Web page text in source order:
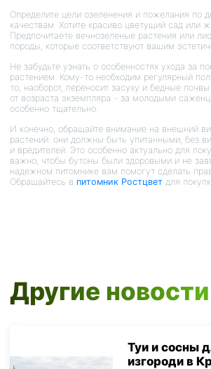
Определите цели озеленения и пожелания по
качествам. Хотите красиво цветущий сад или
Предпочитаете вечнозеленые растения или
породы, которые соответствуют вашим
Не забудьте узнать о особенностях ухода за
растением. Кому-то необходим регулярный
то, наоборот, переносит засуху и бедные
от возраста экземпляра - за молодыми
особенно тщательно.
И конечно, обращайте внимание на внешний
растений: они должны быть упитанными, без
и вредителей. Это особенно актуально для
важно, чтобы бутоны были здоровыми и не
надежном питомнике вам помогут сделать
Обращайтесь в питомник Ростцвет для
Другие новости
Туи и сосны
изгороди в